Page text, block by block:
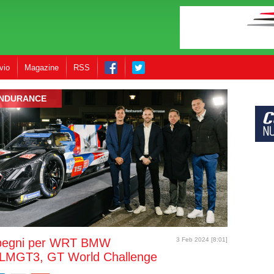
Magazine RSS
3 Feb 2024 [8:01]
per WRT BMW
GT World Challenge